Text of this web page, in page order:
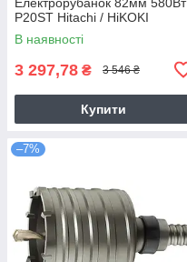
P20ST Hitachi / HiKOKI
В наявності
3 297,78 ₴ 3 546 ₴
Купити
–7%